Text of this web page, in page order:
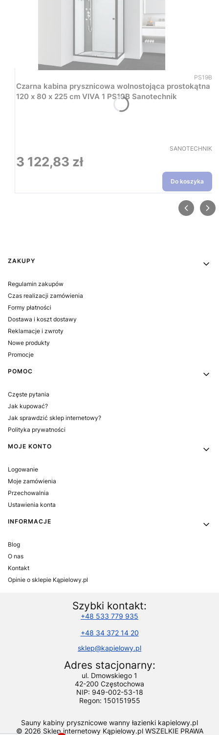
Kod
PS19B
Czarna kabina prysznicowa wolnostojąca prostokątna
120 x 80 x 225 cm VIVA 1 PS19B Sanotechnik
PRODUCENT
SANOTECHNIK
Cena
3 122,83 zł
Do koszyka
Linki w stopce
ZAKUPY
Regulamin zakupów
Czas realizacji zamówienia
Formy płatności
Dostawa i koszt dostawy
Reklamacje i zwroty
Nowe produkty
Promocje
POMOC
Częste pytania
Jak kupować?
Jak sprawdzić sklep internetowy?
Polityka prywatności
MOJE KONTO
Logowanie
Moje zamówienia
Przechowalnia
Ustawienia konta
INFORMACJE
Blog
O nas
Kontakt
Opinie o sklepie Kąpielowy.pl
Szybki kontakt:
+48 533 779 935
+48 34 372 14 20
sklep@kapielowy.pl
Adres stacjonarny:
ul. Dmowskiego 1
42-200 Częstochowa
NIP: 949-002-53-18
Regon: 150151955
Sauny kabiny prysznicowe wanny łazienki kapielowy.pl
© 2026 Sklep internetowy Kąpielowy.pl WSZELKIE PRAWA